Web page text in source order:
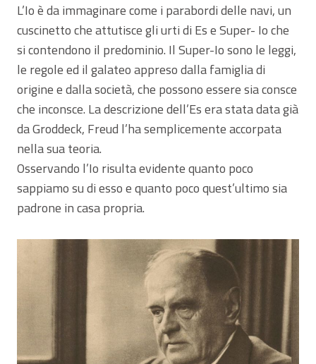
L’Io è da immaginare come i parabordi delle navi, un
cuscinetto che attutisce gli urti di Es e Super- Io che
si contendono il predominio. Il Super-Io sono le leggi,
le regole ed il galateo appreso dalla famiglia di
origine e dalla società, che possono essere sia consce
che inconsce. La descrizione dell’Es era stata data già
da Groddeck, Freud l’ha semplicemente accorpata
nella sua teoria.
Osservando l’Io risulta evidente quanto poco
sappiamo su di esso e quanto poco quest’ultimo sia
padrone in casa propria.